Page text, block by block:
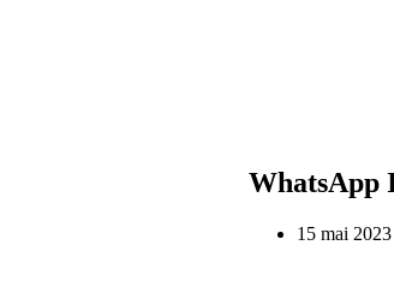
WhatsApp
15 mai 2023